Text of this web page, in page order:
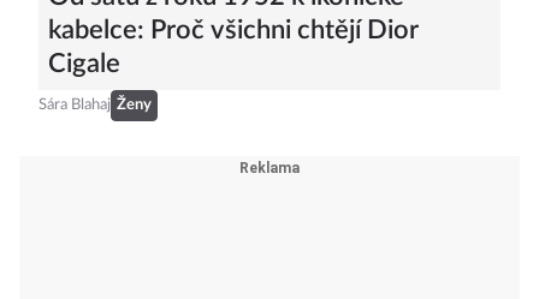
kabelce: Proč všichni chtějí Dior
Cigale
Sára Blahaj Ženy